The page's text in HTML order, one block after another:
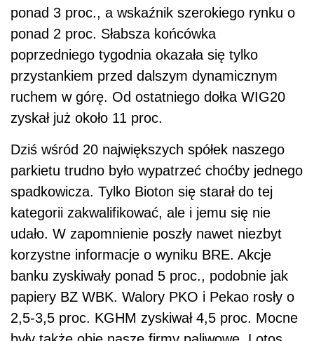
ponad 3 proc., a wskaźnik szerokiego rynku o
ponad 2 proc. Słabsza końcówka
poprzedniego tygodnia okazała się tylko
przystankiem przed dalszym dynamicznym
ruchem w górę. Od ostatniego dołka WIG20
zyskał już około 11 proc.
Dziś wśród 20 największych spółek naszego
parkietu trudno było wypatrzeć choćby jednego
spadkowicza. Tylko Bioton się starał do tej
kategorii zakwalifikować, ale i jemu się nie
udało. W zapomnienie poszły nawet niezbyt
korzystne informacje o wyniku BRE. Akcje
banku zyskiwały ponad 5 proc., podobnie jak
papiery BZ WBK. Walory PKO i Pekao rosły o
2,5-3,5 proc. KGHM zyskiwał 4,5 proc. Mocne